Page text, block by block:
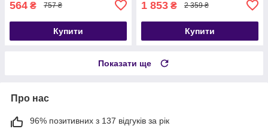
564 ₴ 757 ₴
Купити
1 853 ₴ 2 359 ₴
Купити
Показати ще
Про нас
96% позитивних з 137 відгуків за рік